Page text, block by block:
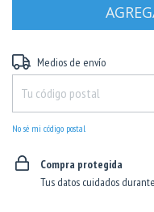
Entregas para el CP:
Medios de envío
No sé mi código postal
Compra protegida
Tus datos cuidados